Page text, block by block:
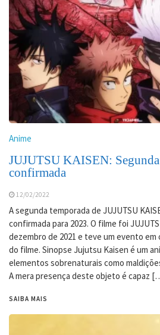
Anime
JUJUTSU KAISEN:
confirmada
12/02/2022
A segunda temporada de JUJUTSU
confirmada para 2023. O filme foi
dezembro de 2021 e teve um evento em
do filme. Sinopse Jujutsu Kaisen é um
elementos sobrenaturais como
A mera presença deste objeto é capaz
SAIBA MAIS